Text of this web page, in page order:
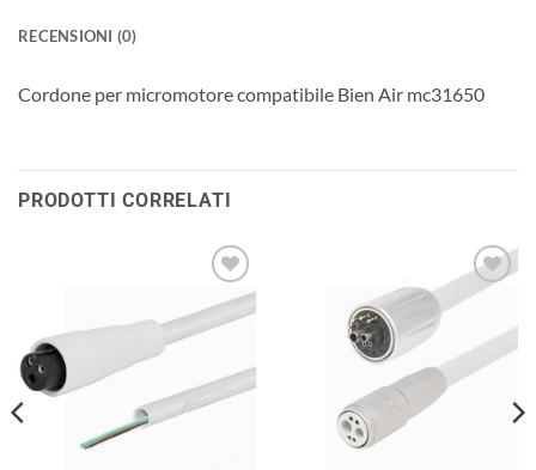
RECENSIONI (0)
Cordone per micromotore compatibile Bien Air mc31650
PRODOTTI CORRELATI
Aggiungi
alla lista
dei
Aggiungi
desideri